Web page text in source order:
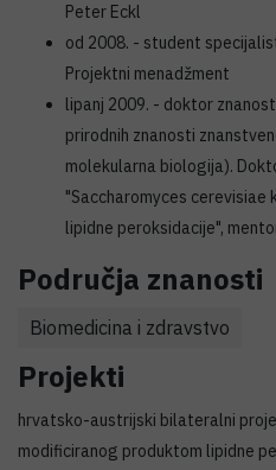
Peter Eckl
od 2008. - student
Projektni menadžment
lipanj 2009. - doktor
prirodnih znanosti
molekularna biologija).
"Saccharomyces cerevisiae
lipidne peroksidacije",
Područja znanosti
Biomedicina i zdravstvo
Projekti
hrvatsko-austrijski bilateralni
modificiranog produktom lipidne